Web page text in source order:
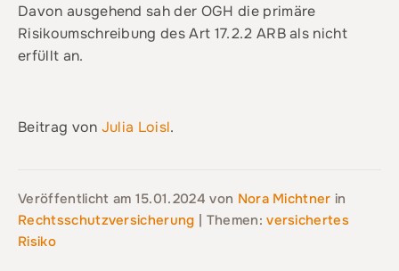
Davon ausgehend sah der OGH die primäre
Risikoumschreibung des Art 17.2.2 ARB als nicht
erfüllt an.
Beitrag von Julia Loisl.
Veröffentlicht am 15.01.2024 von Nora Michtner in
Rechtsschutzversicherung | Themen:versichertes
Risiko